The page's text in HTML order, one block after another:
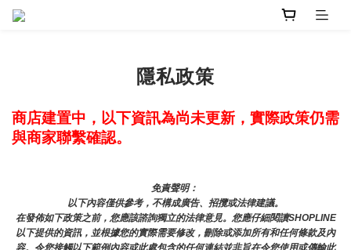
隱私政策
商店建置中，以下資訊為尚未更新，實際政策仍需
與商家聯繫確認。
免責聲明：
以下內容僅供參考，不構成廣告、招攬或法律建議。
在發佈如下政策之前，您應該諮詢獨立的法律意見。您應仔細閱讀SHOPLINE
以下提供的資訊，並根據您的實際需要修改，刪除或添加所有和任何條款及內